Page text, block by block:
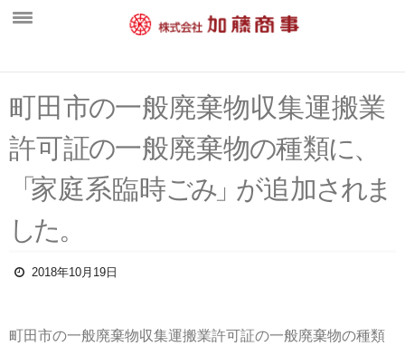
新着情報
会社概要
中間処理工場
町田 市の一般廃棄物収集運搬業
許可証の一般廃棄物の種類に、
「家庭系臨時ごみ」 が追加されま
した。
2018年10月19日
町田市の一般廃棄物収集運搬業許可証の一般廃棄物の種類